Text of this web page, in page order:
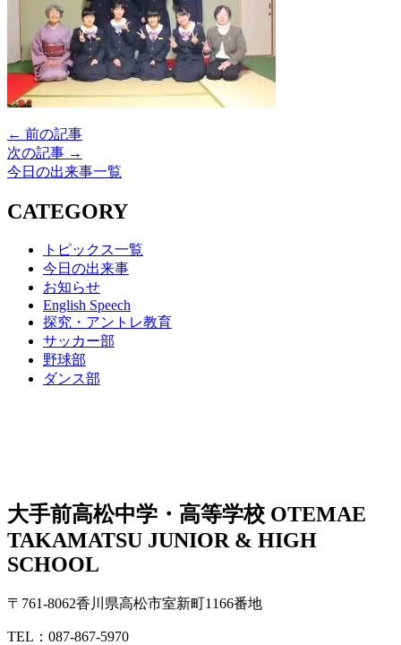
← 前の記事
次の記事 →
今日の出来事一覧
CATEGORY
トピックス一覧
今日の出来事
お知らせ
English Speech
探究・アントレ教育
サッカー部
野球部
ダンス部
大手前高松中学・高等学校 OTEMAE
TAKAMATSU JUNIOR & HIGH
SCHOOL
〒761-8062香川県高松市室新町1166番地
TEL：087-867-5970